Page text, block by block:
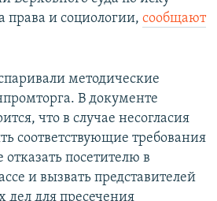
права и социологии, сообщают
методические
В документе
что в случае несогласия
соответствующие требования
посетителю в
и вызвать представителей
дел для пресечения